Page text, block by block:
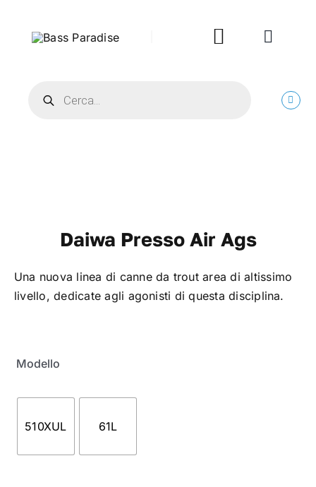
contenuto
Toggle
search
Daiwa Presso Air Ags
Una nuova linea di canne da trout area di altissimo
livello, dedicate agli agonisti di questa disciplina.
Modello
510XUL 61L